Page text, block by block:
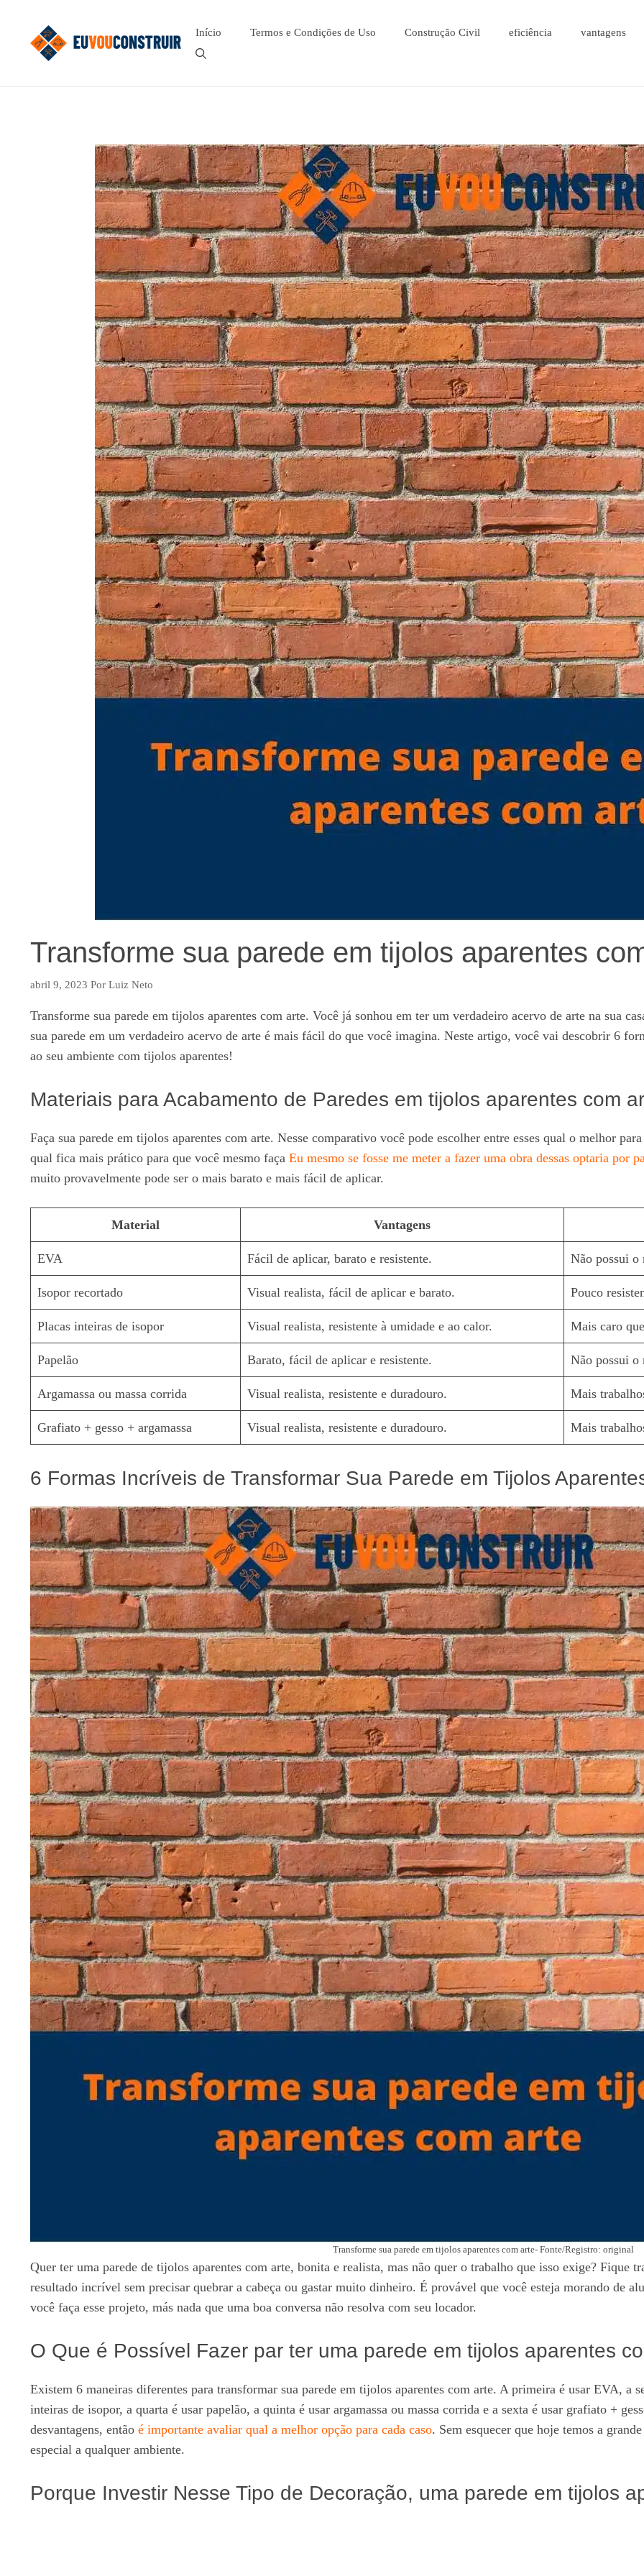
Início Termos e Condições de Uso Construção Civil eficiência vantagens
Transforme sua parede em tijolos aparentes
abril 9, 2023 Por Luiz Neto
Transforme sua parede em tijolos aparentes com arte. Você já sonhou em ter um verdadeiro acervo de arte na sua
sua parede em um verdadeiro acervo de arte é mais fácil do que você imagina. Neste artigo, você vai descobrir 6
ao seu ambiente com tijolos aparentes!
Materiais para Acabamento de Paredes em tijolos aparentes com
Faça sua parede em tijolos aparentes com arte. Nesse comparativo você pode escolher entre esses qual o melhor
qual fica mais prático para que você mesmo faça Eu mesmo se fosse me meter a fazer uma obra dessas optaria por
muito provavelmente pode ser o mais barato e mais fácil de aplicar.
Material Vantagens
EVA Fácil de aplicar, barato e resistente. Não possui o
Isopor recortado Visual realista, fácil de aplicar e barato. Pouco
Placas inteiras de isopor Visual realista, resistente à umidade e ao calor. Mais caro
Papelão Barato, fácil de aplicar e resistente. Não possui o
Argamassa ou massa corrida Visual realista, resistente e duradouro. Mais
Grafiato + gesso + argamassa Visual realista, resistente e duradouro. Mais
6 Formas Incríveis de Transformar Sua Parede em Tijolos
Transforme sua parede em tijolos aparentes com arte- Fonte/Registro: original
Quer ter uma parede de tijolos aparentes com arte, bonita e realista, mas não quer o trabalho que isso exige? Fique
resultado incrível sem precisar quebrar a cabeça ou gastar muito dinheiro. É provável que você esteja morando de
você faça esse projeto, más nada que uma boa conversa não resolva com seu locador.
O Que é Possível Fazer par ter uma parede em tijolos aparentes
Existem 6 maneiras diferentes para transformar sua parede em tijolos aparentes com arte. A primeira é usar EVA, a
inteiras de isopor, a quarta é usar papelão, a quinta é usar argamassa ou massa corrida e a sexta é usar grafiato +
desvantagens, então é importante avaliar qual a melhor opção para cada caso. Sem esquecer que hoje temos a
especial a qualquer ambiente.
Porque Investir Nesse Tipo de Decoração, uma parede em tijolos